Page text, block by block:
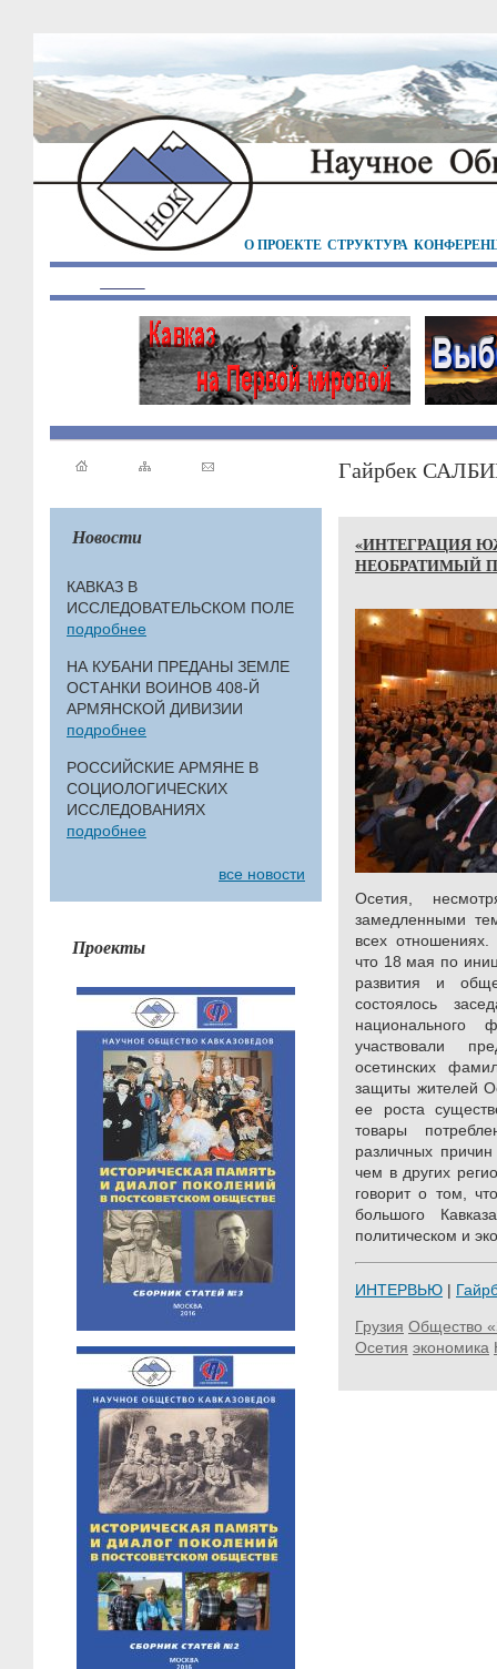
О ПРОЕКТЕ СТРУКТУРА
Новости
КАВКАЗ В
ИССЛЕДОВАТЕЛЬСКОМ ПОЛЕ
подробнее
НА КУБАНИ ПРЕДАНЫ ЗЕМЛЕ
ОСТАНКИ ВОИНОВ 408-Й
АРМЯНСКОЙ ДИВИЗИИ
подробнее
РОССИЙСКИЕ АРМЯНЕ В
СОЦИОЛОГИЧЕСКИХ
ИССЛЕДОВАНИЯХ
подробнее
все новости
Проекты
Гайрбек
«ИНТЕГРАЦИЯ
НЕОБРАТИМЫЙ
Осетия,
замедленными
всех
что 18 мая по
развития и
состоялось
национального
участвовали
осетинских
защиты жителей
ее роста
товары
различных
чем в других
говорит о том,
большого
политическом и
ИНТЕРВЬЮ |
Грузия Общество
Осетия экономика